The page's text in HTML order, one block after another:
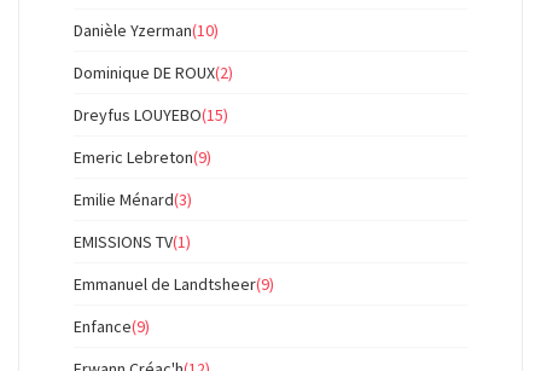
Danièle Yzerman(10)
Dominique DE ROUX(2)
Dreyfus LOUYEBO(15)
Emeric Lebreton(9)
Emilie Ménard(3)
EMISSIONS TV(1)
Emmanuel de Landtsheer(9)
Enfance(9)